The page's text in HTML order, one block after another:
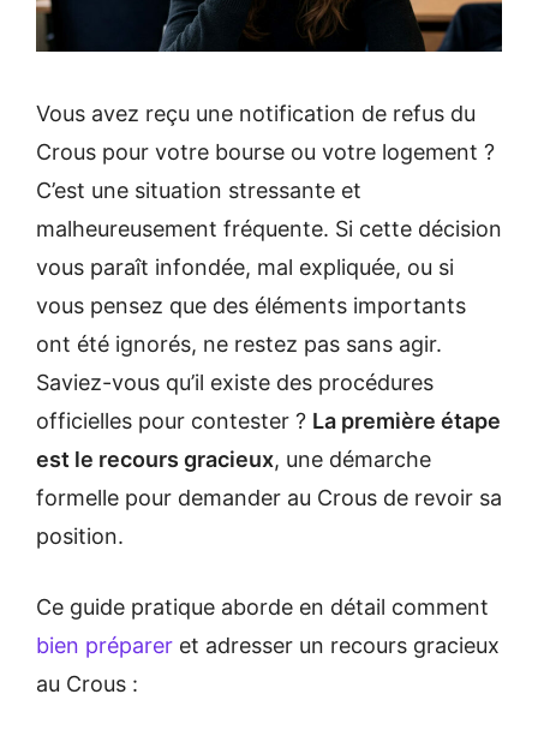
Vous avez reçu une notification de refus du
Crous pour votre bourse ou votre logement ?
C’est une situation stressante et
malheureusement fréquente. Si cette décision
vous paraît infondée, mal expliquée, ou si
vous pensez que des éléments importants
ont été ignorés, ne restez pas sans agir.
Saviez-vous qu’il existe des procédures
officielles pour contester ? La première étape
est le recours gracieux, une démarche
formelle pour demander au Crous de revoir sa
position.
Ce guide pratique aborde en détail comment
bien préparer et adresser un recours gracieux
au Crous :